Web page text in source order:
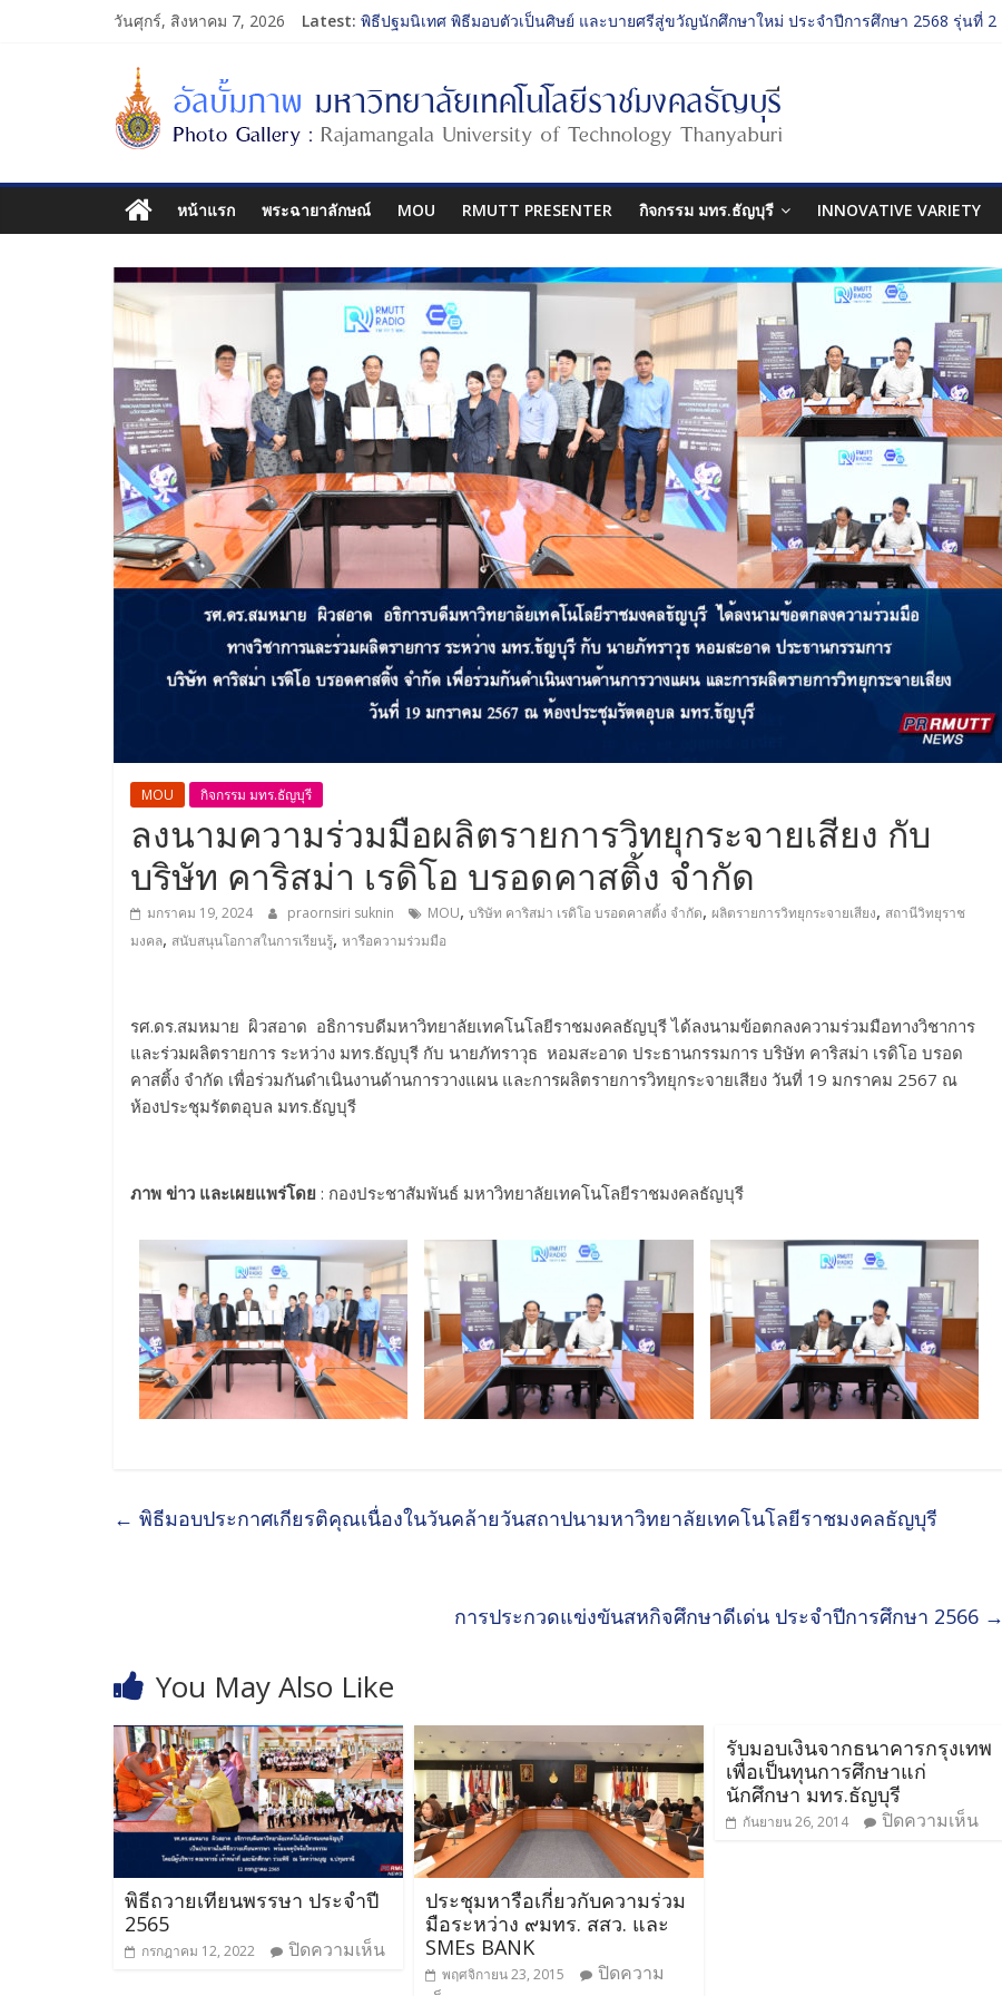
วันศุกร์, สิงหาคม 7, 2026 Latest: พิธีปฐมนิเทศ พิธีมอบตัวเป็นศิษย์ และบายศรีสู่ขวัญนักศึกษาใหม่ ประจำปีการศึกษา 2568 รุ่นที่ 2
รับน้องเข้าคณะศิลปกรรมศาสตร์ “โยนลูกรักษ์”
พิธีปฐมนิเทศ พิธีมอบตัวเป็นศิษย์ และบายศรีสู่ขวัญนักศึกษาใหม่ ประจำปีการศึกษา 2568 รุ่นที่ 3
หน้าแรก พระฉายาลักษณ์ MOU RMUTT PRESENTER กิจกรรม มทร.ธัญบุรี INNOVATIVE VARIETY
MOU กิจกรรม มทร.ธัญบุรี
ลงนามความร่วมมือผลิตรายการวิทยุกระจายเสียง กับ
บริษัท คาริสม่า เรดิโอ บรอดคาสติ้ง จำกัด
มกราคม 19, 2024 praornsiri suknin MOU, บริษัท คาริสม่า เรดิโอ บรอดคาสติ้ง จำกัด, ผลิตรายการวิทยุกระจายเสียง, สถานีวิทยุราช
มงคล, สนับสนุนโอกาสในการเรียนรู้, หารือความร่วมมือ
รศ.ดร.สมหมาย ผิวสอาด อธิการบดีมหาวิทยาลัยเทคโนโลยีราชมงคลธัญบุรี ได้ลงนามข้อตกลงความร่วมมือทางวิชาการ
และร่วมผลิตรายการ ระหว่าง มทร.ธัญบุรี กับ นายภัทราวุธ หอมสะอาด ประธานกรรมการ บริษัท คาริสม่า เรดิโอ บรอด
คาสติ้ง จำกัด เพื่อร่วมกันดำเนินงานด้านการวางแผน และการผลิตรายการวิทยุกระจายเสียง วันที่ 19 มกราคม 2567 ณ
ห้องประชุมรัตตอุบล มทร.ธัญบุรี
ภาพ ข่าว และเผยแพร่โดย : กองประชาสัมพันธ์ มหาวิทยาลัยเทคโนโลยีราชมงคลธัญบุรี
← พิธีมอบประกาศเกียรติคุณเนื่องในวันคล้ายวันสถาปนามหาวิทยาลัยเทคโนโลยีราชมงคลธัญบุรี
การประกวดแข่งขันสหกิจศึกษาดีเด่น ประจำปีการศึกษา 2566 →
You May Also Like
พิธีถวายเทียนพรรษา ประจำปี
2565
กรกฎาคม 12, 2022 ปิดความเห็น
ประชุมหารือเกี่ยวกับความร่วม
มือระหว่าง ๙มทร. สสว. และ
SMEs BANK
พฤศจิกายน 23, 2015
ปิดความ
รับมอบเงินจากธนาคารกรุงเทพ
เพื่อเป็นทุนการศึกษาแก่
นักศึกษา มทร.ธัญบุรี
กันยายน 26, 2014 ปิดความเห็น